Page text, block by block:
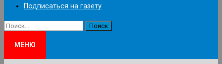
Подписаться на газету
Найти:
МЕНЮ